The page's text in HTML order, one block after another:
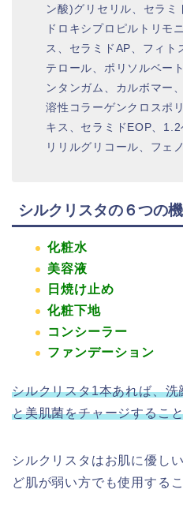
ン酸)グリセリル、セラミ
ドロキシプロピルトリモ
ス、セラミドAP、フィト
テロール、ポリソルベー
ンタンガム、カルボマー
溶性コラーゲンクロスポ
キス、セラミドEOP、
リリルグリコール、フェ
シルクリスタの６つの
化粧水
美容液
日焼け止め
化粧下地
コンシーラー
ファンデーション
シルクリスタ1本あれば、
と美肌菌をチャージするこ
シルクリスタはお肌に優し
ど肌が弱い方でも使用する